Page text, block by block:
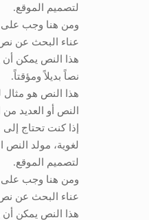
لتصميم الموقع.
ومن هنا وجب على
عناء البحث عن نص
هذا النص يمكن
نصاً بديلاً ومؤقتاً.
هذا النص هو
النص أو العديد
إذا كنت تحتاج
لغوية، مولد
لتصميم الموقع.
ومن هنا وجب على
عناء البحث عن نص
هذا النص يمكن